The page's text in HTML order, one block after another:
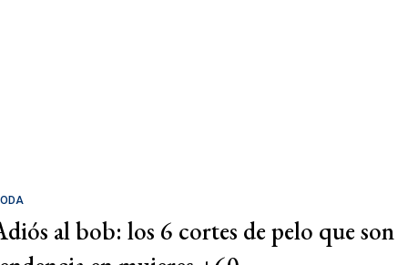
al bob: los 6 cortes de pelo que son